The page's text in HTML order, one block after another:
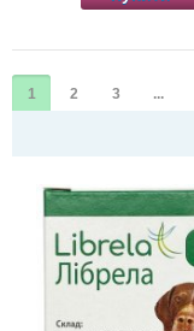
1 2 3 ...